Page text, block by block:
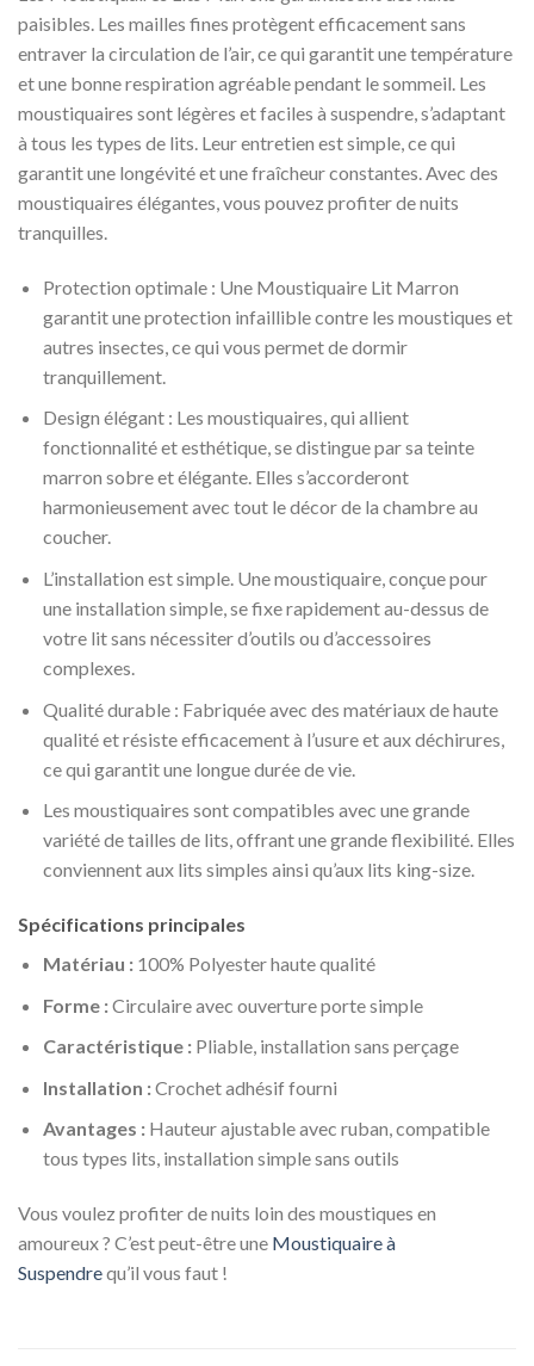
paisibles. Les mailles fines protègent efficacement sans
entraver la circulation de l’air, ce qui garantit une température
et une bonne respiration agréable pendant le sommeil. Les
moustiquaires sont légères et faciles à suspendre, s’adaptant
à tous les types de lits. Leur entretien est simple, ce qui
garantit une longévité et une fraîcheur constantes. Avec des
moustiquaires élégantes, vous pouvez profiter de nuits
tranquilles.
Protection optimale : Une Moustiquaire Lit Marron
garantit une protection infaillible contre les moustiques et
autres insectes, ce qui vous permet de dormir
tranquillement.
Design élégant : Les moustiquaires, qui allient
fonctionnalité et esthétique, se distingue par sa teinte
marron sobre et élégante. Elles s’accorderont
harmonieusement avec tout le décor de la chambre au
coucher.
L’installation est simple. Une moustiquaire, conçue pour
une installation simple, se fixe rapidement au-dessus de
votre lit sans nécessiter d’outils ou d’accessoires
complexes.
Qualité durable : Fabriquée avec des matériaux de haute
qualité et résiste efficacement à l’usure et aux déchirures,
ce qui garantit une longue durée de vie.
Les moustiquaires sont compatibles avec une grande
variété de tailles de lits, offrant une grande flexibilité. Elles
conviennent aux lits simples ainsi qu’aux lits king-size.
Spécifications principales
Matériau :100% Polyester haute qualité
Forme :Circulaire avec ouverture porte simple
Caractéristique :Pliable, installation sans perçage
Installation :Crochet adhésif fourni
Avantages :Hauteur ajustable avec ruban, compatible
tous types lits, installation simple sans outils
Vous voulez profiter de nuits loin des moustiques en
amoureux ? C’est peut-être une Moustiquaire à
Suspendrequ’il vous faut !